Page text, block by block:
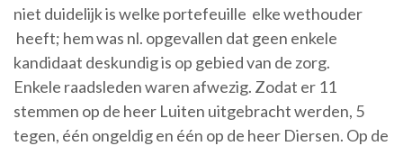
niet duidelijk is welke portefeuille elke wethouder
heeft; hem was nl. opgevallen dat geen enkele
kandidaat deskundig is op gebied van de zorg.
Enkele raadsleden waren afwezig. Zodat er 11
stemmen op de heer Luiten uitgebracht werden, 5
tegen, één ongeldig en één op de heer Diersen. Op de